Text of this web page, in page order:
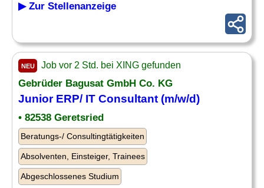
▶ Zur Stellenanzeige
NEU Job vor 2 Std. bei XING gefunden
Gebrüder Bagusat GmbH Co. KG
Junior ERP/ IT Consultant (m/w/d)
• 82538 Geretsried
Beratungs-/ Consultingtätigkeiten
Absolventen, Einsteiger, Trainees
Abgeschlossenes Studium